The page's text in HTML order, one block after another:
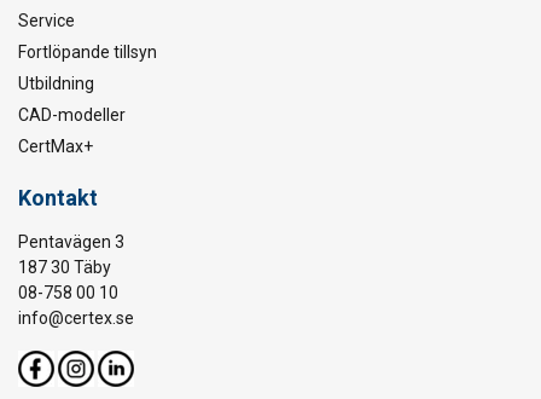
Service
Fortlöpande tillsyn
Utbildning
CAD-modeller
CertMax+
Kontakt
Pentavägen 3
187 30 Täby
08-758 00 10
info@certex.se